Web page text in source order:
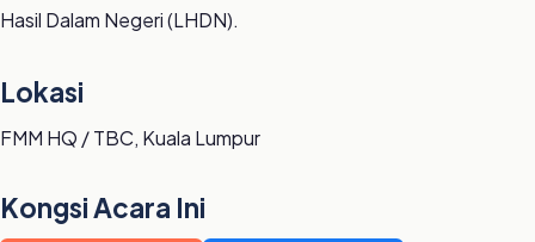
Hasil Dalam Negeri (LHDN).
Lokasi
FMM HQ / TBC, Kuala Lumpur
Kongsi Acara Ini